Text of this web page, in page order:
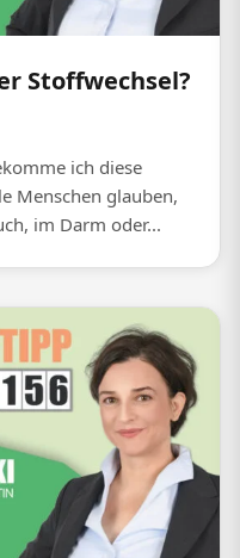
Stoffwechsel?
ich diese
Menschen glauben,
im Darm oder...